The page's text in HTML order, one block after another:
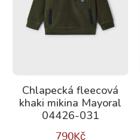
Chlapecká fleecová
khaki mikina Mayoral
04426-031
790Kč